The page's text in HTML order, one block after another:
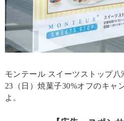
モンテール スイーツストップ八
23（日）焼菓子30%オフのキャ
よ。